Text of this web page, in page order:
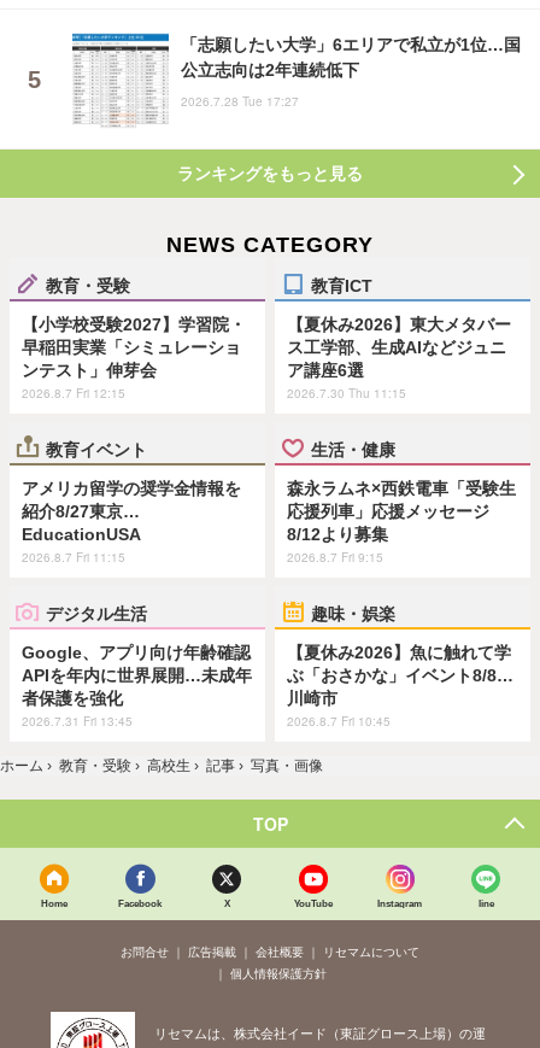
「志願したい大学」6エリアで私立が1位…国
公立志向は2年連続低下
2026.7.28 Tue 17:27
ランキングをもっと見る
NEWS CATEGORY
教育・受験
【小学校受験2027】学習院・
早稲田実業「シミュレーショ
ンテスト」伸芽会
2026.8.7 Fri 12:15
教育ICT
【夏休み2026】東大メタバー
ス工学部、生成AIなどジュニ
ア講座6選
2026.7.30 Thu 11:15
教育イベント
アメリカ留学の奨学金情報を
紹介8/27東京…
EducationUSA
2026.8.7 Fri 11:15
生活・健康
森永ラムネ×西鉄電車「受験生
応援列車」応援メッセージ
8/12より募集
2026.8.7 Fri 9:15
デジタル生活
Google、アプリ向け年齢確認
APIを年内に世界展開…未成年
者保護を強化
2026.7.31 Fri 13:45
趣味・娯楽
【夏休み2026】魚に触れて学
ぶ「おさかな」イベント8/8…
川崎市
2026.8.7 Fri 10:45
ホーム › 教育・受験 › 高校生 › 記事 › 写真・画像
TOP
Home Facebook X YouTube Instagram line
お問合せ 広告掲載 会社概要
リセマムについて
個人情報保護方針
リセマムは、株式会社イード（東証グロース上場）の運